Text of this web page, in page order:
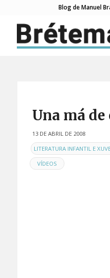
Blog de Manuel
Una má de
13 DE ABRIL DE 2008
ENLITERATURA INFANTIL E
VÍDEOS